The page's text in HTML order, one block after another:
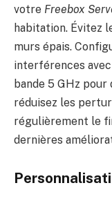
votre Freebox
habitation. Évitez
murs épais.
interférences
bande 5 GHz
réduisez les
régulièrement le
dernières